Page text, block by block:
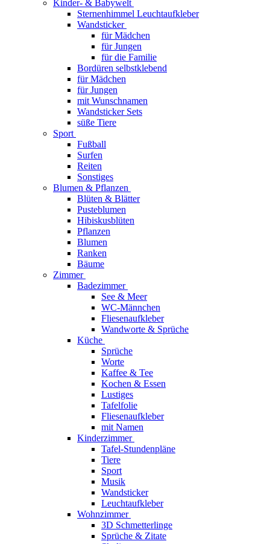
Kinder- & Babywelt
Sternenhimmel Leuchtaufkleber
Wandsticker
für Mädchen
für Jungen
für die Familie
Bordüren selbstklebend
für Mädchen
für Jungen
mit Wunschnamen
Wandsticker Sets
süße Tiere
Sport
Fußball
Surfen
Reiten
Sonstiges
Blumen & Pflanzen
Blüten & Blätter
Pusteblumen
Hibiskusblüten
Pflanzen
Blumen
Ranken
Bäume
Zimmer
Badezimmer
See & Meer
WC-Männchen
Fliesenaufkleber
Wandworte & Sprüche
Küche
Sprüche
Worte
Kaffee & Tee
Kochen & Essen
Lustiges
Tafelfolie
Fliesenaufkleber
mit Namen
Kinderzimmer
Tafel-Stundenpläne
Tiere
Sport
Musik
Wandsticker
Leuchtaufkleber
Wohnzimmer
3D Schmetterlinge
Sprüche & Zitate